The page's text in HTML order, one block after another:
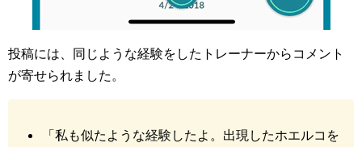
投稿には、同じような経験をしたトレーナーからコメント
が寄せられました。
「私も似たような経験したよ。出現したホエルコを